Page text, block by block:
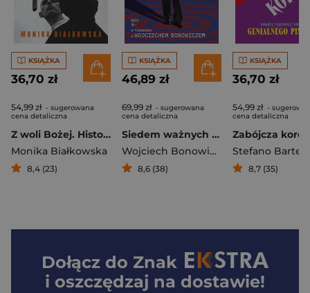
KSIĄŻKA
36,70 zł
54,99 zł - sugerowana
cena detaliczna
Z woli Bożej. Historie duchowej przemocy
Monika Białkowska
8,4 (23)
KSIĄŻKA
46,89 zł
69,99 zł - sugerowana
cena detaliczna
Siedem ważnych słów. Michał Heller w rozmowie z Wojciechem Bonowiczem
Wojciech Bonowicz
Michał Heller
8,6 (38)
KSIĄŻKA
36,70 zł
54,99 zł -
cena detaliczna
Zabójcza
8,7 (35)
Dołącz do Znak
i oszczędzaj na dostawie!